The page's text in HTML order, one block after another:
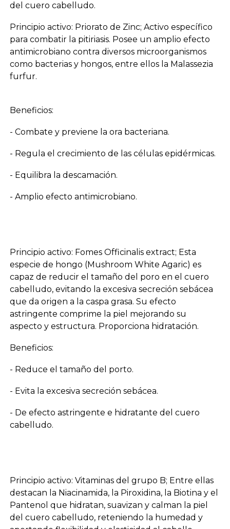
del cuero cabelludo.
Principio activo: Priorato de Zinc; Activo específico
para combatir la pitiriasis. Posee un amplio efecto
antimicrobiano contra diversos microorganismos
como bacterias y hongos, entre ellos la Malassezia
furfur.
Beneficios:
- Combate y previene la ora bacteriana.
- Regula el crecimiento de las células epidérmicas.
- Equilibra la descamación.
- Amplio efecto antimicrobiano.
Principio activo: Fomes Officinalis extract; Esta
especie de hongo (Mushroom White Agaric) es
capaz de reducir el tamaño del poro en el cuero
cabelludo, evitando la excesiva secreción sebácea
que da origen a la caspa grasa. Su efecto
astringente comprime la piel mejorando su
aspecto y estructura. Proporciona hidratación.
Beneficios:
- Reduce el tamaño del porto.
- Evita la excesiva secreción sebácea.
- De efecto astringente e hidratante del cuero
cabelludo.
Principio activo: Vitaminas del grupo B; Entre ellas
destacan la Niacinamida, la Piroxidina, la Biotina y el
Pantenol que hidratan, suavizan y calman la piel
del cuero cabelludo, reteniendo la humedad y